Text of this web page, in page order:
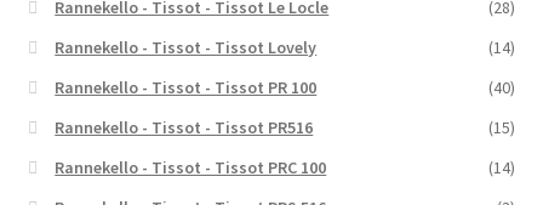
Rannekello - Tissot - Tissot Le Locle
(28)
Rannekello - Tissot - Tissot Lovely
(14)
Rannekello - Tissot - Tissot PR 100
(40)
Rannekello - Tissot - Tissot PR516
(15)
Rannekello - Tissot - Tissot PRC 100
(14)